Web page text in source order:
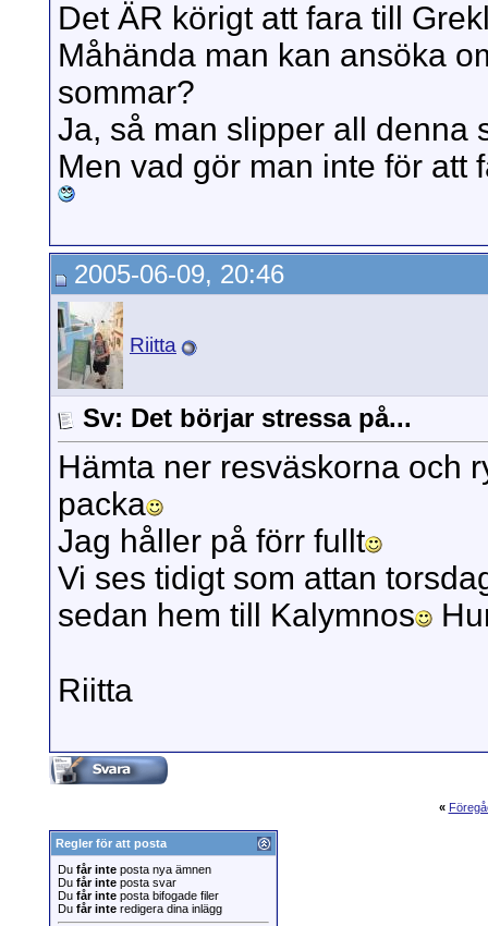
Det ÄR körigt att fara till
Måhända man kan ansöka
sommar?
Ja, så man slipper all denna
Men vad gör man inte för att
2005-06-09, 20:46
Riitta
Sv: Det börjar stressa på...
Hämta ner resväskorna och
packa
Jag håller på förr fullt
Vi ses tidigt som attan
sedan hem till Kalymnos
Riitta
«
Regler för att posta
Du får inte posta nya ämnen
Du får inte posta svar
Du får inte posta bifogade filer
Du får inte redigera dina inlägg